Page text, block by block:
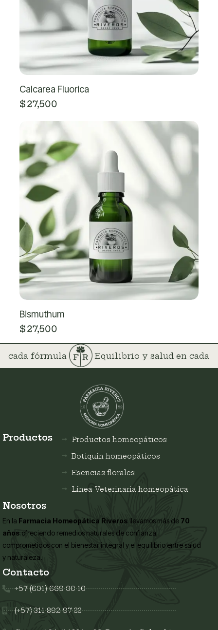
Calcarea Fluorica
$27,500
Bismuthum
$27,500
cada fórmula Equilibrio y salud en
Productos
Productos homeopáticos
Botiquín homeopáticos
Esencias florales
Línea Veterinaria homeopática
Nosotros
En la Farmacia Homeopática Riveros llevamos más de 70
años ofreciendo remedios naturales de confianza,
comprometidos con el bienestar integral y el equilibrio entre salud
y naturaleza.
Contacto
+57 (601) 669 00 10
(+57) 311 892 97 33